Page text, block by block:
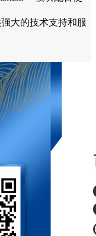
强大的技术支持和服